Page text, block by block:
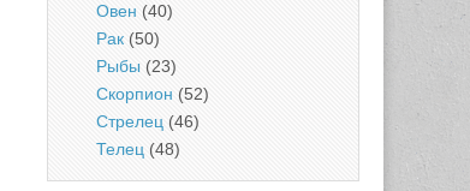
Овен (40)
Рак (50)
Рыбы (23)
Скорпион (52)
Стрелец (46)
Телец (48)